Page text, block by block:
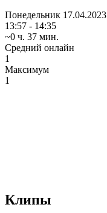
Понедельник 17.04.2023
13:57 - 14:35
~0 ч. 37 мин.
Средний онлайн
1
Максимум
1
Клипы